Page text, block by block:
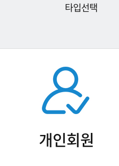
타입선택
개인회원